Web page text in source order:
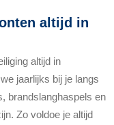
altijd in
altijd in
jaarlijks bij je langs
brandslanghaspels en
Zo voldoe je altijd